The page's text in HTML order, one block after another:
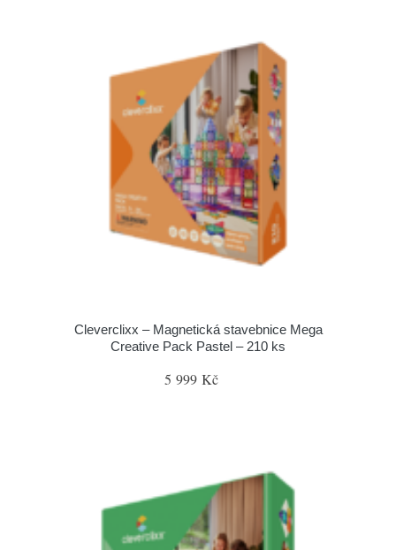
Cleverclixx – Magnetická stavebnice Mega
Creative Pack Pastel – 210 ks
5 999 Kč